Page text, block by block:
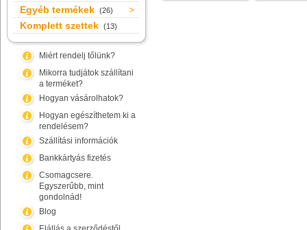
Egyéb termékek (26)
Komplett szettek (13)
Miért rendelj tőlünk?
Mikorra tudjátok szállítani
a terméket?
Hogyan vásárolhatok?
Hogyan egészíthetem ki a
rendelésem?
Szállítási információk
Bankkártyás fizetés
Csomagcsere.
Egyszerűbb, mint
gondolnád!
Blog